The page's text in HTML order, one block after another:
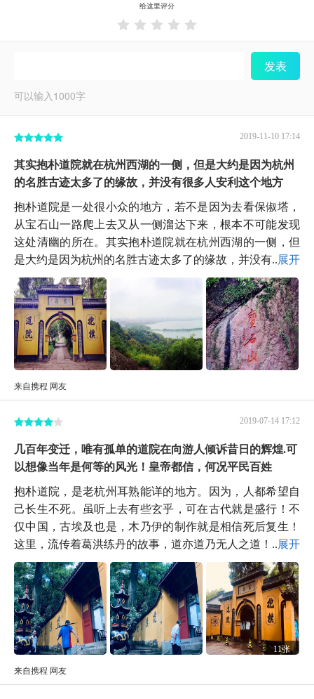
给这里评分
    
发表
可以输入1000字
2019-11-10 17:14
其实抱朴道院就在杭州西湖的一侧，但是大约是因为杭州
的名胜古迹太多了的缘故，并没有很多人安利这个地方
抱朴道院是一处很小众的地方，若不是因为去看保俶塔，
从宝石山一路爬上去又从一侧溜达下来，根本不可能发现
这处清幽的所在。其实抱朴道院就在杭州西湖的一侧，但
是大约是因为杭州的名胜古迹太多了的缘故，并没有...展开
来自携程 网友
2019-07-14 17:12
几百年变迁，唯有孤单的道院在向游人倾诉昔日的辉煌.可
以想像当年是何等的风光！皇帝都信，何况平民百姓
抱朴道院，是老杭州耳熟能详的地方。因为，人都希望自
己长生不死。虽听上去有些玄乎，可在古代就是盛行！不
仅中国，古埃及也是，木乃伊的制作就是相信死后复生！
这里，流传着葛洪练丹的故事，道亦道乃无人之道！...展开
11张
来自携程 网友